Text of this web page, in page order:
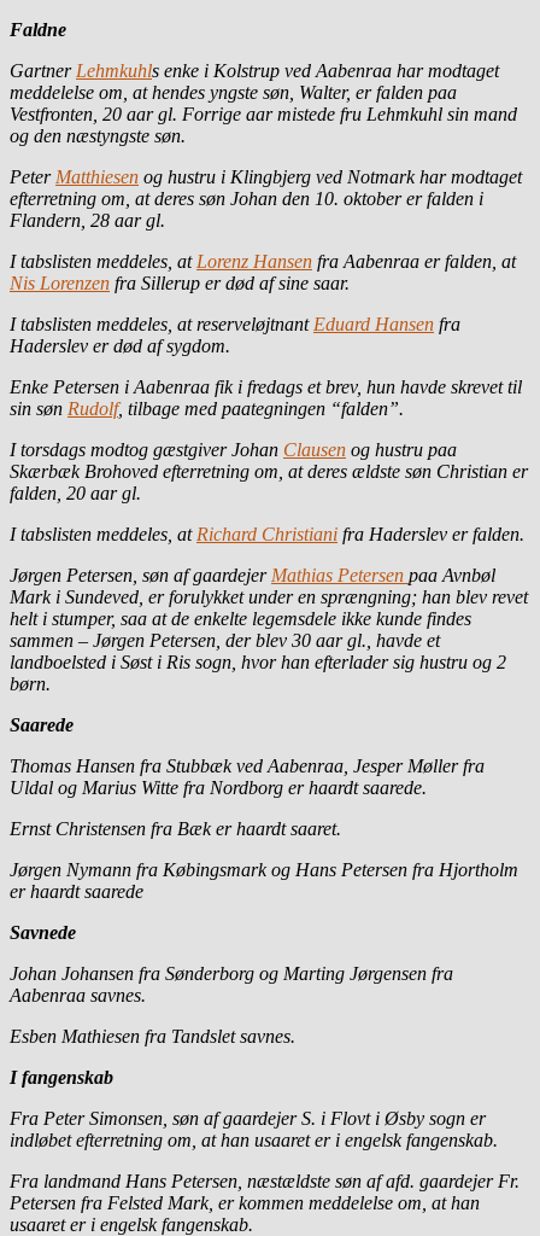
Faldne
Gartner Lehmkuhls enke i Kolstrup ved Aabenraa har modtaget
meddelelse om, at hendes yngste søn, Walter, er falden paa
Vestfronten, 20 aar gl. Forrige aar mistede fru Lehmkuhl sin mand
og den næstyngste søn.
Peter Matthiesen og hustru i Klingbjerg ved Notmark har modtaget
efterretning om, at deres søn Johan den 10. oktober er falden i
Flandern, 28 aar gl.
I tabslisten meddeles, at Lorenz Hansen fra Aabenraa er falden, at
Nis Lorenzen fra Sillerup er død af sine saar.
I tabslisten meddeles, at reserveløjtnant Eduard Hansen fra
Haderslev er død af sygdom.
Enke Petersen i Aabenraa fik i fredags et brev, hun havde skrevet til
sin søn Rudolf, tilbage med paategningen “falden”.
I torsdags modtog gæstgiver Johan Clausen og hustru paa
Skærbæk Brohoved efterretning om, at deres ældste søn Christian er
falden, 20 aar gl.
I tabslisten meddeles, at Richard Christiani fra Haderslev er falden.
Jørgen Petersen, søn af gaardejer Mathias Petersen paa Avnbøl
Mark i Sundeved, er forulykket under en sprængning; han blev revet
helt i stumper, saa at de enkelte legemsdele ikke kunde findes
sammen – Jørgen Petersen, der blev 30 aar gl., havde et
landboelsted i Søst i Ris sogn, hvor han efterlader sig hustru og 2
børn.
Saarede
Thomas Hansen fra Stubbæk ved Aabenraa, Jesper Møller fra
Uldal og Marius Witte fra Nordborg er haardt saarede.
Ernst Christensen fra Bæk er haardt saaret.
Jørgen Nymann fra Købingsmark og Hans Petersen fra Hjortholm
er haardt saarede
Savnede
Johan Johansen fra Sønderborg og Marting Jørgensen fra
Aabenraa savnes.
Esben Mathiesen fra Tandslet savnes.
I fangenskab
Fra Peter Simonsen, søn af gaardejer S. i Flovt i Øsby sogn er
indløbet efterretning om, at han usaaret er i engelsk fangenskab.
Fra landmand Hans Petersen, næstældste søn af afd. gaardejer Fr.
Petersen fra Felsted Mark, er kommen meddelelse om, at han
usaaret er i engelsk fangenskab.